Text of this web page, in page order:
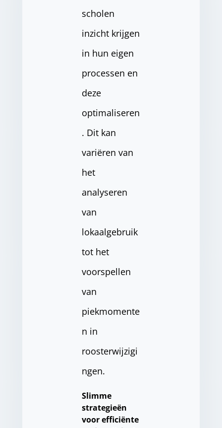
scholen
inzicht krijgen
in hun eigen
processen en
deze
optimaliseren
. Dit kan
variëren van
het
analyseren
van
lokaalgebruik
tot het
voorspellen
van
piekmomente
n in
roosterwijzigi
ngen.
Slimme
strategieën
voor efficiënte